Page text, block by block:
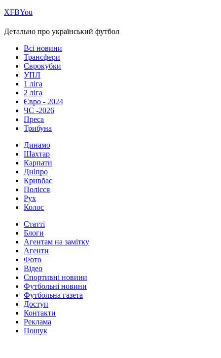
ХFBYou
Детально про український футбол
Всі новини
Трансфери
Єврокубки
УПЛ
1 ліга
2 ліга
Євро - 2024
ЧС -2026
Преса
Трибуна
Динамо
Шахтар
Карпати
Дніпро
Кривбас
Полісся
Рух
Колос
Статті
Блоги
Агентам на замітку
Агенти
Фото
Відео
Спортивні новини
Футбольні новини
Футбольна газета
Доступ
Контакти
Реклама
Пошук